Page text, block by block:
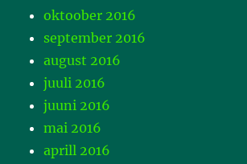
oktoober 2016
september 2016
august 2016
juuli 2016
juuni 2016
mai 2016
aprill 2016